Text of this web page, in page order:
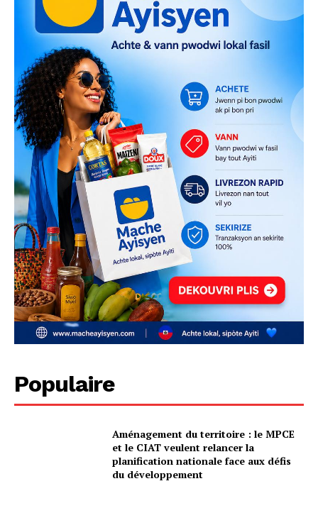
Populaire
Aménagement du territoire : le MPCE
et le CIAT veulent relancer la
planification nationale face aux défis
du développement